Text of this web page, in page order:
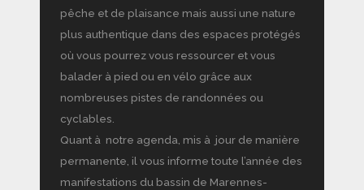
pêche et de plaisance mais aussi une nature
plus authentique dans des espaces protégés
où vous pourrez vous ressourcer et vous
balader à pied ou en vélo grâce aux
nombreuses pistes de randonnées ou
cyclables.
Quant à notre agenda, mis à jour de manière
permanente, il vous informe toute l’année des
manifestations du bassin de Marennes-